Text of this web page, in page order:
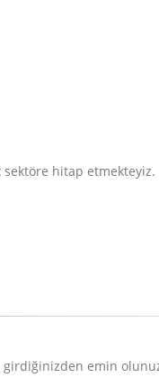
hitap etmekteyiz.